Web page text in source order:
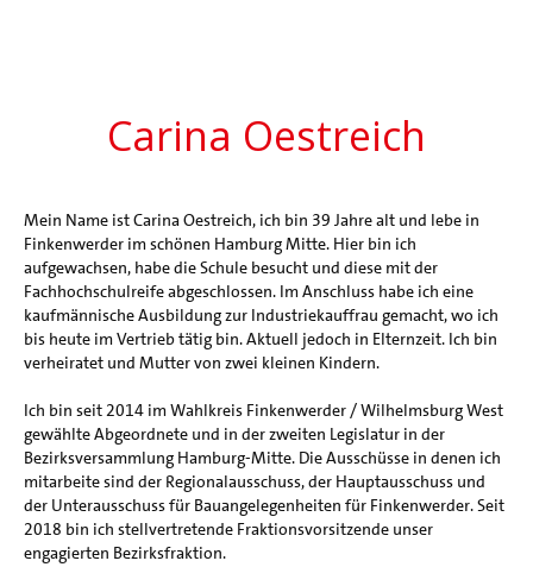
Carina Oestreich
Mein Name ist Carina Oestreich, ich bin 39 Jahre alt und lebe in
Finkenwerder im schönen Hamburg Mitte. Hier bin ich
aufgewachsen, habe die Schule besucht und diese mit der
Fachhochschulreife abgeschlossen. Im Anschluss habe ich eine
kaufmännische Ausbildung zur Industriekauffrau gemacht, wo ich
bis heute im Vertrieb tätig bin. Aktuell jedoch in Elternzeit. Ich bin
verheiratet und Mutter von zwei kleinen Kindern.
Ich bin seit 2014 im Wahlkreis Finkenwerder / Wilhelmsburg West
gewählte Abgeordnete und in der zweiten Legislatur in der
Bezirksversammlung Hamburg-Mitte. Die Ausschüsse in denen ich
mitarbeite sind der Regionalausschuss, der Hauptausschuss und
der Unterausschuss für Bauangelegenheiten für Finkenwerder. Seit
2018 bin ich stellvertretende Fraktionsvorsitzende unser
engagierten Bezirksfraktion.